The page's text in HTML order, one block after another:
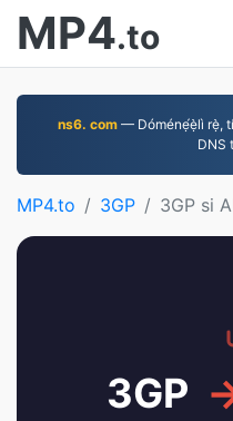
MP4.to
ns6. com— Dóménẹ́ẹ̀lì rẹ̀, tí
DNS
MP4.to 3GP 3GP si
3GP